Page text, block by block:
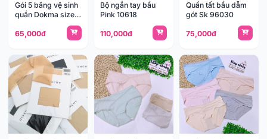
Gói 5 băng vệ sinh
quần Dokma size
65,000đ
Bộ ngắn tay bầu
Pink 10618
110,000đ
Quần tất bầu dẫm
gót Sk 96030
75,000đ